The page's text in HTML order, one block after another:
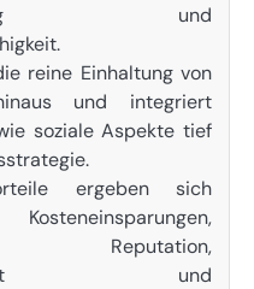
und
reine Einhaltung von
und integriert
soziale Aspekte tief
ergeben sich
Reputation,
und